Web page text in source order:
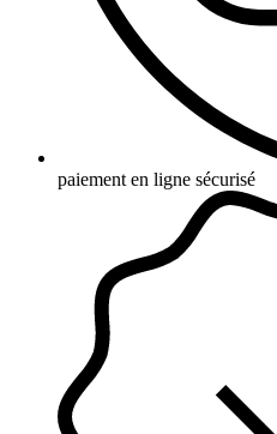
paiement en ligne sécurisé